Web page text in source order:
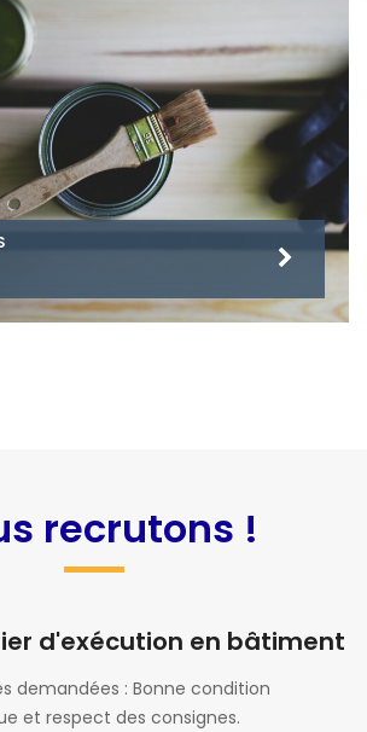
recrutons !
d'exécution en bâtiment
demandées : Bonne condition
et respect des consignes.